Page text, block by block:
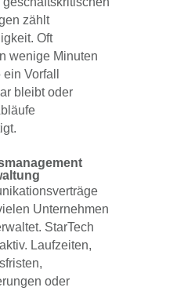
zählt
Oft
wenige Minuten
Vorfall
bleibt oder
Unternehmen
StarTech
Laufzeiten,
oder